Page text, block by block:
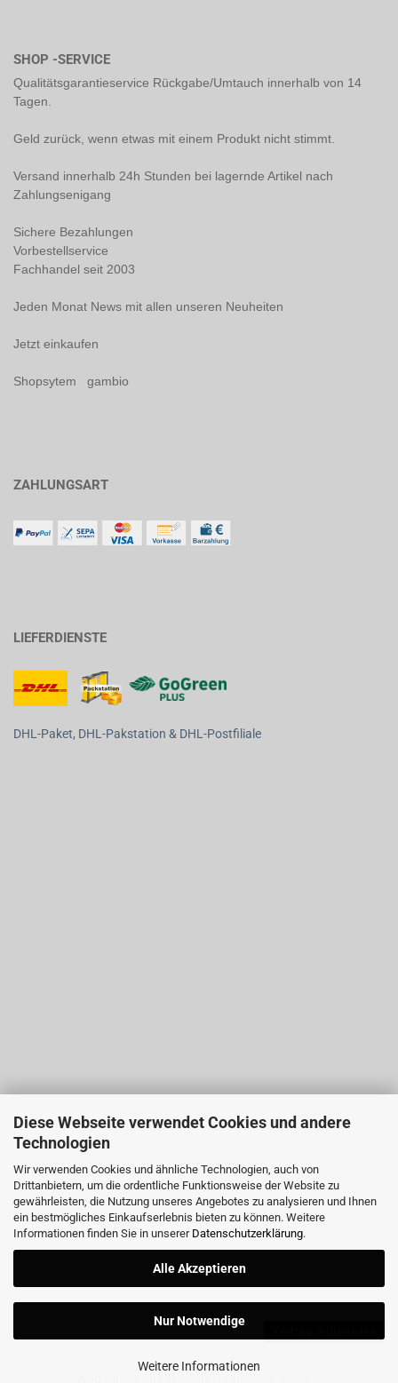
Diese Webseite verwendet Cookies und andere
Technologien
Wir verwenden Cookies und ähnliche Technologien, auch von
Drittanbietern, um die ordentliche Funktionsweise der Website zu
gewährleisten, die Nutzung unseres Angebotes zu analysieren und Ihnen
ein bestmögliches Einkaufserlebnis bieten zu können. Weitere
Informationen finden Sie in unserer Datenschutzerklärung.
Alle Akzeptieren
Nur Notwendige
Weitere Informationen
SHOP -SERVICE
Qualitätsgarantieservice Rückgabe/Umtauch innerhalb von 14
Tagen.
Geld zurück, wenn etwas mit einem Produkt nicht stimmt.
Versand innerhalb 24h Stunden bei lagernde Artikel nach
Zahlungsenigang
Sichere Bezahlungen
Vorbestellservice
Fachhandel seit 2003
Jeden Monat News mit allen unseren Neuheiten
Jetzt einkaufen
Shopsytem gambio
ZAHLUNGSART
LIEFERDIENSTE
DHL-Paket, DHL-Pakstation & DHL-Postfiliale